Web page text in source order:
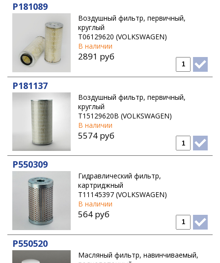
P181089
Воздушный фильтр, первичный,
круглый
T06129620 (VOLKSWAGEN)
В наличии
2891 руб
P181137
Воздушный фильтр, первичный,
круглый
T15129620B (VOLKSWAGEN)
В наличии
5574 руб
P550309
Гидравлический фильтр,
картриджный
T11145397 (VOLKSWAGEN)
В наличии
564 руб
P550520
Масляный фильтр, навинчиваемый,